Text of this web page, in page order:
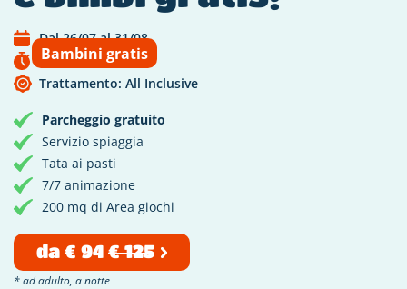
Bambini gratis
Dal 26/07 al 31/08
Scade tra 15 giorni
Trattamento: All Inclusive
Parcheggio gratuito
Servizio spiaggia
Tata ai pasti
7/7 animazione
200 mq di Area giochi
da € 94 € 125
* ad adulto, a notte